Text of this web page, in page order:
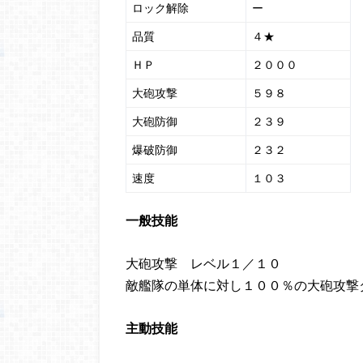
ロック解除 ー
品質 ４★
ＨＰ ２０００
大砲攻撃 ５９８
大砲防御 ２３９
爆破防御 ２３２
速度 １０３
一般技能
大砲攻撃 レベル１／１０
敵艦隊の単体に対し１００％の大砲攻撃
主動技能